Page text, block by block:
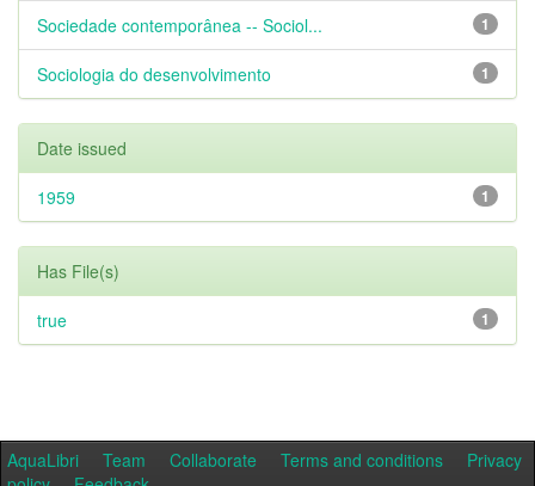
1
Sociedade contemporânea -- Sociol...
1
Sociologia do desenvolvimento
Date issued
1
1959
Has File(s)
1
true
AquaLibri Team Collaborate Terms and conditions
Privacy